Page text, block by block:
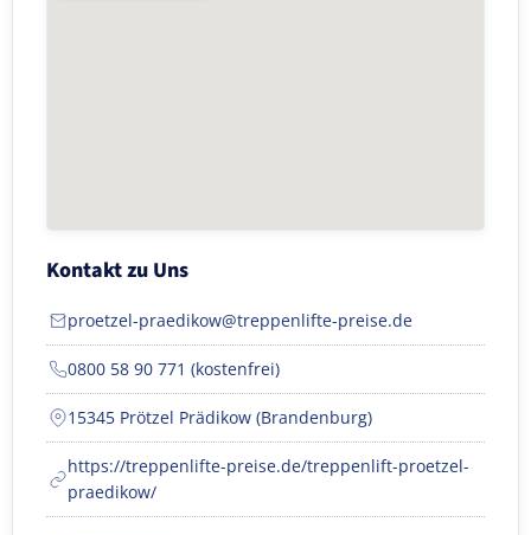
Kontakt zu Uns
proetzel-praedikow@treppenlifte-preise.de
0800 58 90 771 (kostenfrei)
15345 Prötzel Prädikow (Brandenburg)
https://treppenlifte-preise.de/treppenlift-proetzel-
praedikow/